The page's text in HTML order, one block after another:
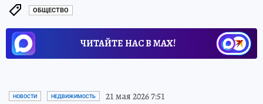
ОБЩЕСТВО
ЧИТАЙТЕ НАС В МАХ!
НОВОСТИ НЕДВИЖИМОСТЬ 21 мая 2026 7:51